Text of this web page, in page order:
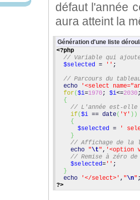
défaut l'année
aura atteint la
Génération d'une liste
<?php
// Variable qui
$selected = '' ;
// Parcours du
echo
'<select
for($i=1970; $i<=2030
{
// L'année est-elle
if($i == date( 'Y' ) )
{
$selected =
'
}
// Affichage de la
echo "\t", '<option
// Remise à zéro de
$selected= '' ;
}
echo
'</select>' , "\n"
?>